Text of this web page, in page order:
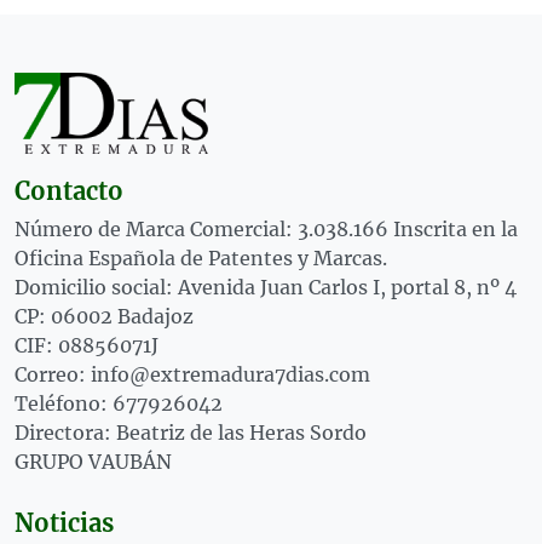
Contacto
Número de Marca Comercial: 3.038.166 Inscrita en la
Oficina Española de Patentes y Marcas.
Domicilio social: Avenida Juan Carlos I, portal 8, nº 4
CP: 06002 Badajoz
CIF: 08856071J
Correo: info@extremadura7dias.com
Teléfono: 677926042
Directora: Beatriz de las Heras Sordo
GRUPO VAUBÁN
Noticias